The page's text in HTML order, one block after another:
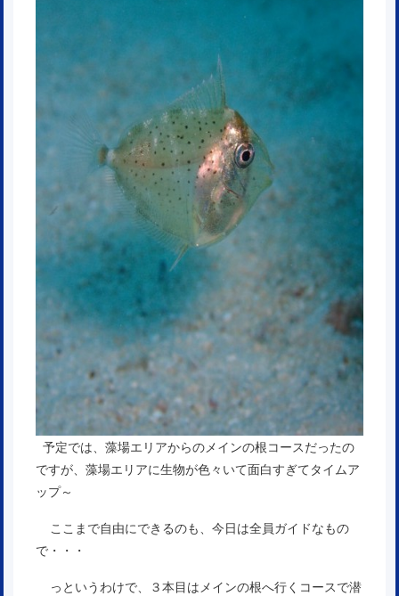
予定では、藻場エリアからのメインの根コースだったの
ですが、藻場エリアに生物が色々いて面白すぎてタイムア
ップ～
ここまで自由にできるのも、今日は全員ガイドなもの
で・・・
っというわけで、３本目はメインの根へ行くコースで潜